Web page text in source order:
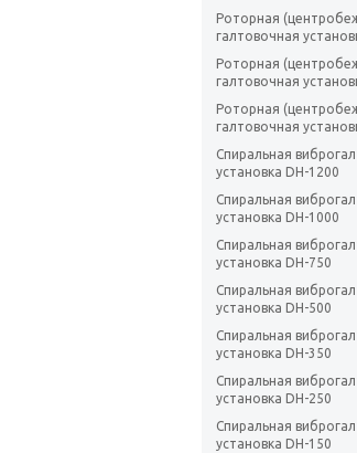
Роторная
галтовочная
Роторная
галтовочная
Роторная
галтовочная
Спиральная
установка DH-1200
Спиральная
установка DH-1000
Спиральная
установка DH-750
Спиральная
установка DH-500
Спиральная
установка DH-350
Спиральная
установка DH-250
Спиральная
установка DH-150